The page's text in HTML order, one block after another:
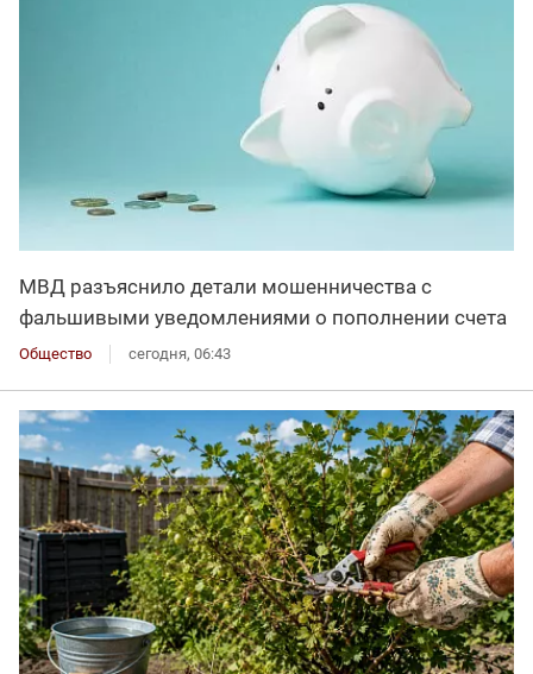
МВД разъяснило детали мошенничества с
фальшивыми уведомлениями о пополнении счета
Общество сегодня, 06:43